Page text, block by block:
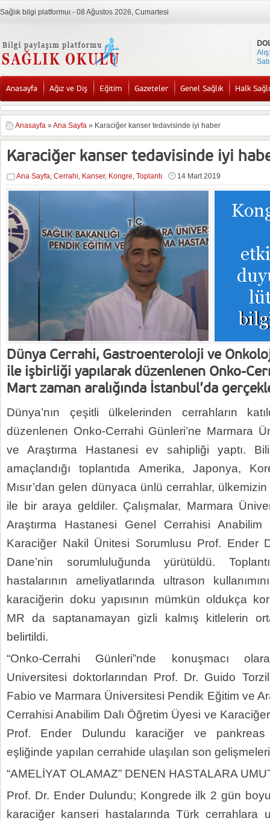
Sağlık bilgi platformuı - 08 Ağustos 2026, Cumartesi
Alış:
Anasayfa Ağız ve Diş Eğitim Gazeteler Genel Sağlık Halk
Anasayfa » Ana Sayfa » Karaciğer kanser tedavisinde iyi haber
Karaciğer kanser tedavisinde iyi
Ana Sayfa, Cerrahi, Kanser, Kongre, Toplantı 14 Mart 2019
Dünya Cerrahi, Gastroenteroloji ve
ile işbirliği yapılarak düzenlenen Onko-
Mart zaman aralığında İstanbul’da
Dünya’nın çeşitli ülkelerinden cerrahların
düzenlenen Onko-Cerrahi Günleri’ne Marmara
ve Araştırma Hastanesi ev sahipliği yaptı.
amaçlandığı toplantıda Amerika, Japonya,
Mısır’dan gelen dünyaca ünlü cerrahlar,
ile bir araya geldiler. Çalışmalar, Marmara
Araştırma Hastanesi Genel Cerrahisi
Karaciğer Nakil Ünitesi Sorumlusu Prof. Ender
Dane’nin sorumluluğunda yürütüldü.
hastalarının ameliyatlarında ultrason
karaciğerin doku yapısının mümkün oldukça
MR da saptanamayan gizli kalmış kitlelerin
belirtildi.
“Onko-Cerrahi Günleri”nde konuşmacı
Universitesi doktorlarından Prof. Dr. Guido
Fabio ve Marmara Üniversitesi Pendik Eğitim ve
Cerrahisi Anabilim Dalı Öğretim Üyesi ve
Prof. Ender Dulundu karaciğer ve pankreas
eşliğinde yapılan cerrahide ulaşılan son
“AMELİYAT OLAMAZ” DENEN HASTALARA
Prof. Dr. Ender Dulundu; Kongrede ilk 2 gün
karaciğer kanseri hastalarında Türk cerrahlara